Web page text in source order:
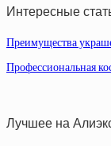
Интересные
Преимущества
Профессиональная
Лучшее на